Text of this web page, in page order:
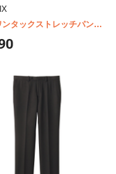
ンタックストレッチパンツ